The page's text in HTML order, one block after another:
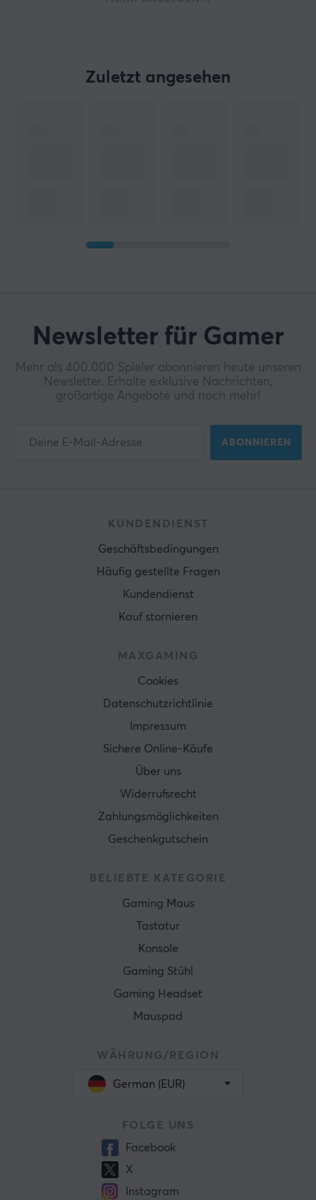
Zuletzt angesehen
Newsletter für Gamer
Mehr als 400.000 Spieler abonnieren heute unseren
Newsletter. Erhalte exklusive Nachrichten,
großartige Angebote und noch mehr!
ABONNIEREN
KUNDENDIENST
Geschäftsbedingungen
Häufig gestellte Fragen
Kundendienst
Kauf stornieren
MAXGAMING
Cookies
Datenschutzrichtlinie
Impressum
Sichere Online-Käufe
Über uns
Widerrufsrecht
Zahlungsmöglichkeiten
Geschenkgutschein
BELIEBTE KATEGORIE
Gaming Maus
Tastatur
Konsole
Gaming Stühl
Gaming Headset
Mauspad
WÄHRUNG/REGION
German (EUR)
FOLGE UNS
Facebook
X
Instagram